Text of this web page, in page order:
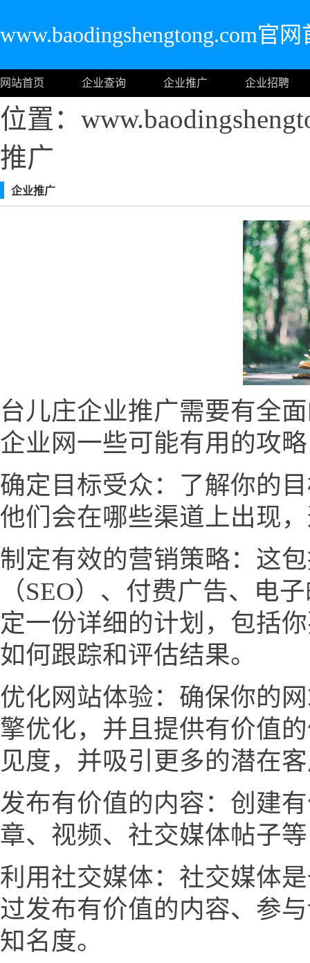
www.baodingshengtong.com官
网站首页 企业查询 企业推广 企业招聘
位置：
推广
企业推广
台儿庄企业推广需要有全
企业网一些可能有用的攻
确定目标受众：了解你的
他们会在哪些渠道上出现
制定有效的营销策略：这
（SEO）、付费广告、电
定一份详细的计划，包括
如何跟踪和评估结果。
优化网站体验：确保你的
擎优化，并且提供有价值
见度，并吸引更多的潜在
发布有价值的内容：创建
章、视频、社交媒体帖子
利用社交媒体：社交媒体
过发布有价值的内容、参
知名度。